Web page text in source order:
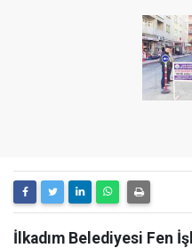
İlkadım Belediyesi Fen